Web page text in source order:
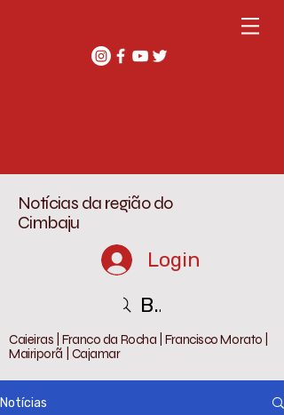
Notícias da região do
Cimbaju
Login
Buscar
Caieiras | Franco da Rocha | Francisco Morato |
Mairiporã | Cajamar
Notícias